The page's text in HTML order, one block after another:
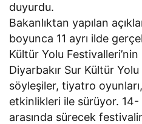
duyurdu.
Bakanlıktan yapılan
boyunca 11 ayrı ilde
Kültür Yolu
Diyarbakır Sur Kültür
söyleşiler, tiyatro
etkinlikleri ile sürüyor.
arasında sürecek